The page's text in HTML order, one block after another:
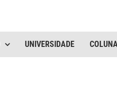
UNIVERSIDADE